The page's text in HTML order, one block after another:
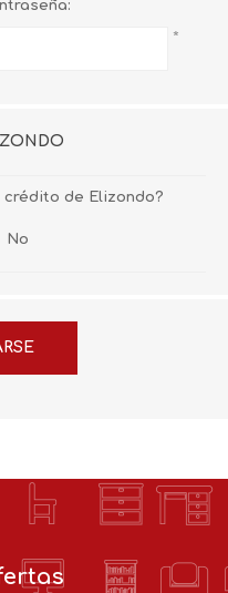
*
crédito de Elizondo?
No